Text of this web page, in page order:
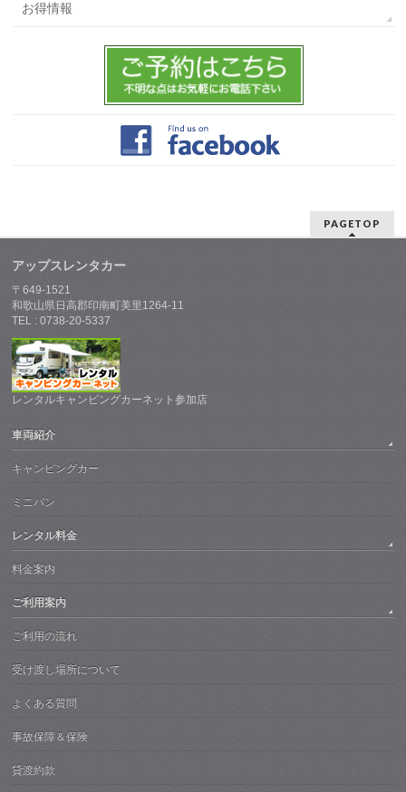
お得情報
PAGETOP
アップスレンタカー
〒649-1521
和歌山県日高郡印南町美里1264-11
TEL : 0738-20-5337
レンタルキャンピングカーネット参加店
車両紹介
キャンピングカー
ミニバン
レンタル料金
料金案内
ご利用案内
ご利用の流れ
受け渡し場所について
よくある質問
事故保障＆保険
貸渡約款